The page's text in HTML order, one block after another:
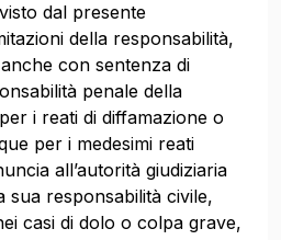
dal presente
della responsabilità,
con sentenza di
penale della
i reati di diffamazione o
per i medesimi reati
all’autorità giudiziaria
responsabilità civile,
casi di dolo o colpa grave,